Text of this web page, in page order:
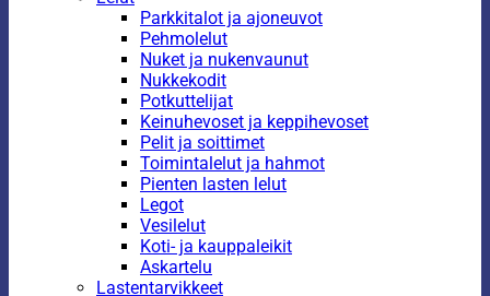
Parkkitalot ja ajoneuvot
Pehmolelut
Nuket ja nukenvaunut
Nukkekodit
Potkuttelijat
Keinuhevoset ja keppihevoset
Pelit ja soittimet
Toimintalelut ja hahmot
Pienten lasten lelut
Legot
Vesilelut
Koti- ja kauppaleikit
Askartelu
Lastentarvikkeet